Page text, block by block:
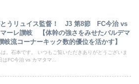
とうリュイス監督！ J3 第8節 FC今治 vs
ーレ讃岐 【体幹の強さをみせたバルデマ
岐流コーナーキック数的優位を活かす】
は。石本です。 いつもご覧いただきありがとうございま
はFC今治 vs カマタマ...